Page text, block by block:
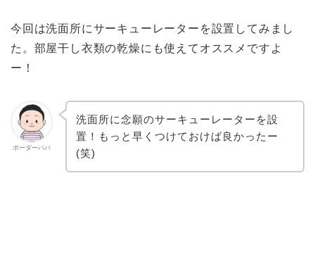
今回は洗面所にサーキューレーターを設置してみまし
た。部屋干し衣類の乾燥にも使えてオススメですよ
ー！
ボーダーパパ
洗面所に念願のサーキューレーターを設
置！もっと早くつけておけば良かったー
(笑)